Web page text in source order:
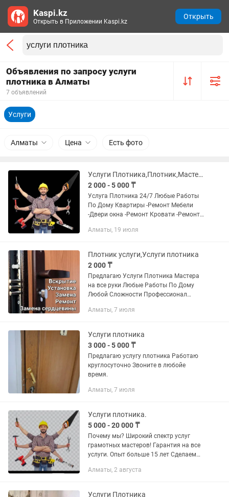
Объявления по запросу услуги
плотника в Алматы
7 объявлений
Услуги
Алматы Цена Есть фото
Услуги Плотника,Плотник,Мастер на час, Муж на час,мастер по вызову
2 000 - 5 000 ₸
Услуга Плотника 24/7 Любые Работы
По Дому Квартиры -Ремонт Мебели
-Двери окна -Ремонт Кровати -Ремонт
мебели -Разборка Мебели -Ремонт
Алматы, 19 июля
Плотник услуги,Услуги плотника
2 000 ₸
Предлагаю Услуги Плотника Мастера
на все руки Любые Работы По Дому
Любой Сложности Профессионал
качественно И не дорого Звоните
дом
Алматы, 7 июля
Услуги плотника
3 000 - 5 000 ₸
Предлагаю услугу плотника Работаю
круглосуточно Звоните в любойе
время.
Алматы, 7 июля
Услуги плотника.
5 000 - 20 000 ₸
Почему мы? Широкий спектр услуг
грамотных мастеров! Гарантия на все
услуги. Опыт больше 15 лет Сделаем
смесители (от установки до ремонта,
Алматы, 2 августа
Услуги Плотника
Kaspi.kz
Открыть в Приложении Kaspi.kz
Открыть